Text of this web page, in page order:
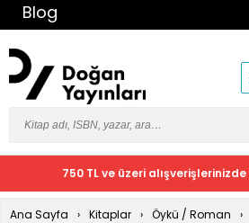
Blog
750 TL ve üzeri alışverişlerinizde
Ana Sayfa Kitaplar
Öykü / Roman